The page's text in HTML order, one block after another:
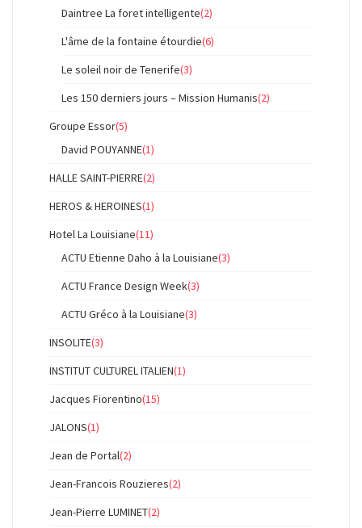
Daintree La foret intelligente(2)
L'âme de la fontaine étourdie(6)
Le soleil noir de Tenerife(3)
Les 150 derniers jours – Mission Humanis(2)
Groupe Essor(5)
David POUYANNE(1)
HALLE SAINT-PIERRE(2)
HEROS & HEROINES(1)
Hotel La Louisiane(11)
ACTU Etienne Daho à la Louisiane(3)
ACTU France Design Week(3)
ACTU Gréco à la Louisiane(3)
INSOLITE(3)
INSTITUT CULTUREL ITALIEN(1)
Jacques Fiorentino(15)
JALONS(1)
Jean de Portal(2)
Jean-Francois Rouzieres(2)
Jean-Pierre LUMINET(2)